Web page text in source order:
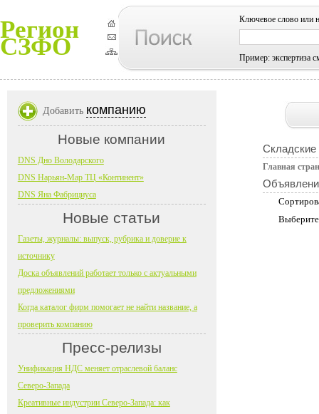
Регион
СЗФО
Ключевое слово или
Пример: экспертиза
Складские
Главная
Добавить компанию
Новые компании
DNS Дно Володарского
DNS Нарьян-Мар ТЦ «Континент»
DNS Яна Фабрициуса
Новые статьи
Газеты, журналы: выпуск, рубрика и доверие к
источнику
Доска объявлений работает только с актуальными
предложениями
Когда каталог фирм помогает не найти название, а
проверить компанию
Пресс-релизы
Унификация НДС меняет отраслевой баланс
Северо-Запада
Креативные индустрии Северо-Запада: как